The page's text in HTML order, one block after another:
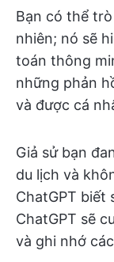
Bạn có thể
nhiên; nó sẽ
toán thông
những phản
và được cá
Giả sử bạn
du lịch và
ChatGPT biết
ChatGPT sẽ
và ghi nhớ